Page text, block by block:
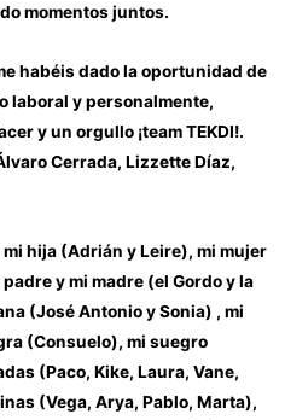
momentos juntos.
habéis dado la oportunidad de
laboral y personalmente,
y un orgullo ¡team TEKDI!.
Cerrada, Lizzette Díaz,
mi hija (Adrián y Leire), mi mujer
y mi madre (el Gordo y la
(José Antonio y Sonia) , mi
(Consuelo), mi suegro
(Paco, Kike, Laura, Vane,
(Vega, Arya, Pablo, Marta),